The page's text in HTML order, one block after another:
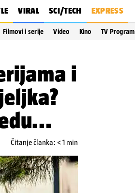
VIRAL SCI/TECH EXPRESS
Filmovi i serije Video Kino TV Program
i
Čitanje članka: < 1 min